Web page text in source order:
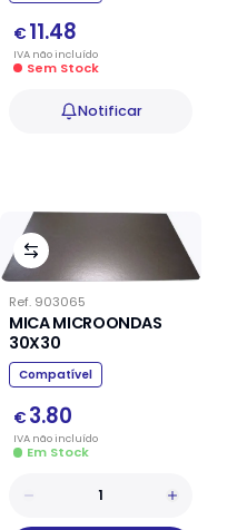
€ 11.48
IVA nãoincluído
Sem Stock
Notificar
Ref. 903065
MICA MICROONDAS
30X30
Compatível
€ 3.80
IVA nãoincluído
Em Stock